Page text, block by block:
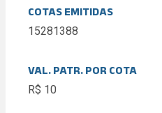
COTAS EMITIDAS
15281388
VAL. PATR. POR COTA
R$ 10